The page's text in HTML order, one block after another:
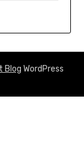
Blog WordPress